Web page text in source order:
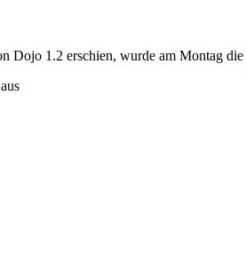
Dojo 1.2 erschien, wurde am Montag die